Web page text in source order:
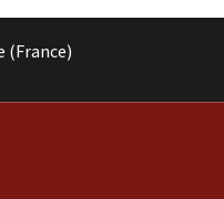
(France)